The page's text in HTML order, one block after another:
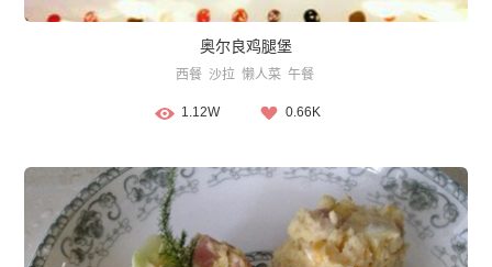
奥尔良鸡腿堡
西餐 沙拉 懒人菜 午餐
1.12W 0.66K